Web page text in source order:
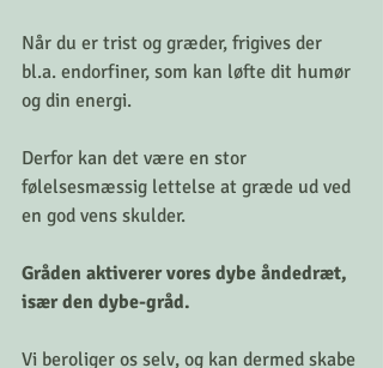
Når du er trist og græder, frigives der
bl.a. endorfiner, som kan løfte dit humør
og din energi.
Derfor kan det være en stor
følelsesmæssig lettelse at græde ud ved
en god vens skulder.
Gråden aktiverer vores dybe åndedræt,
især den dybe-gråd.
Vi beroliger os selv, og kan dermed skabe